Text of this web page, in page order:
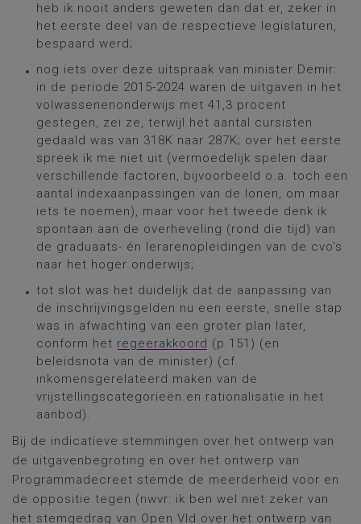
heb ik nooit anders geweten dan dat er, zeker in
het eerste deel van de respectieve legislaturen,
bespaard werd;
nog iets over deze uitspraak van minister Demir:
in de periode 2015-2024 waren de uitgaven in het
volwassenenonderwijs met 41,3 procent
gestegen, zei ze, terwijl het aantal cursisten
gedaald was van 318K naar 287K; over het eerste
spreek ik me niet uit (vermoedelijk spelen daar
verschillende factoren, bijvoorbeeld o.a. toch een
aantal indexaanpassingen van de lonen, om maar
iets te noemen), maar voor het tweede denk ik
spontaan aan de overheveling (rond die tijd) van
de graduaats- én lerarenopleidingen van de cvo’s
naar het hoger onderwijs;
tot slot was het duidelijk dat de aanpassing van
de inschrijvingsgelden nu een eerste, snelle stap
was in afwachting van een groter plan later,
conform het regeerakkoord (p.151) (en
beleidsnota van de minister) (cf.
inkomensgerelateerd maken van de
vrijstellingscategorieën en rationalisatie in het
aanbod).
Bij de indicatieve stemmingen over het ontwerp van
de uitgavenbegroting en over het ontwerp van
Programmadecreet stemde de meerderheid voor en
de oppositie tegen (nwvr: ik ben wel niet zeker van
het stemgedrag van Open Vld over het ontwerp van